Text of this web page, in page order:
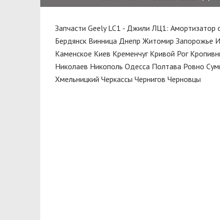
Помпа водяная
Привод
Прокладка выпускного
коллектора
RIDER
SATO Tech
Запчасти Geely LC1 - Джили ЛЦ1: Амортизатор
Бердянск Винница Днепр Житомир Запорожье
Каменское Киев Кременчуг Кривой Рог
Николаев Никополь Одесса Полтава Ровно
Хмельницкий Черкассы Чернигов Черновцы